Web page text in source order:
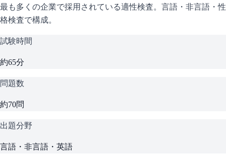
最も多くの企業で採用されている適性検査。言語・非言語・性
格検査で構成。
試験時間
約65分
問題数
約70問
出題分野
言語・非言語・英語